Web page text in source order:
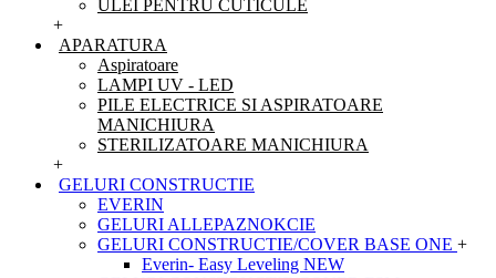
ULEI PENTRU CUTICULE
+
APARATURA
Aspiratoare
LAMPI UV - LED
PILE ELECTRICE SI ASPIRATOARE
MANICHIURA
STERILIZATOARE MANICHIURA
+
GELURI CONSTRUCTIE
EVERIN
GELURI ALLEPAZNOKCIE
GELURI CONSTRUCTIE/COVER BASE ONE +
Everin- Easy Leveling NEW